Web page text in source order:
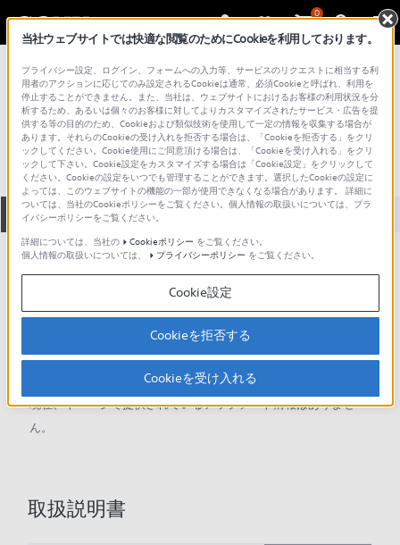
0
総合サポート・お問い合わせ その他カメラアクセサリー
GPS-CS1KSP
全て ダウンロード 取扱説明書 Q&A
動画でサポートご利用にあたってのお願い
サポート動画をご利用の際にはソーシャ
ルメディア利用規約をご確認ください。
ダウンロード
現在、本ページで提供されているアップデート情報はありませ
ん。
取扱説明書
当社ウェブサイトでは快適な閲覧のためにCookieを利用しております。
プライバシー設定、ログイン、フォームへの入力等、サービスのリクエストに相当する利
用者のアクションに応じてのみ設定されるCookieは通常、必須Cookieと呼ばれ、利用を
停止することができません。また、当社は、ウェブサイトにおけるお客様の利用状況を分
析するため、あるいは個々のお客様に対してよりカスタマイズされたサービス・広告を提
供する等の目的のため、Cookieおよび類似技術を使用して一定の情報を収集する場合が
あります。それらのCookieの受け入れを拒否する場合は、「Cookieを拒否する」をクリ
ックしてください。Cookie使用にご同意頂ける場合は、「Cookieを受け入れる」をクリ
ックして下さい。Cookie設定をカスタマイズする場合は「Cookie設定」をクリックして
ください。Cookieの設定をいつでも管理することができます。選択したCookieの設定に
よっては、このウェブサイトの機能の一部が使用できなくなる場合があります。 詳細に
ついては、当社のCookieポリシーをご覧ください。個人情報の取扱いについては、プラ
イバシーポリシーをご覧ください。
詳細については、当社の
Cookieポリシー をご覧ください。
個人情報の取扱いについては、
プライバシーポリシー をご覧ください。
Cookie設定
Cookieを拒否する
Cookieを受け入れる